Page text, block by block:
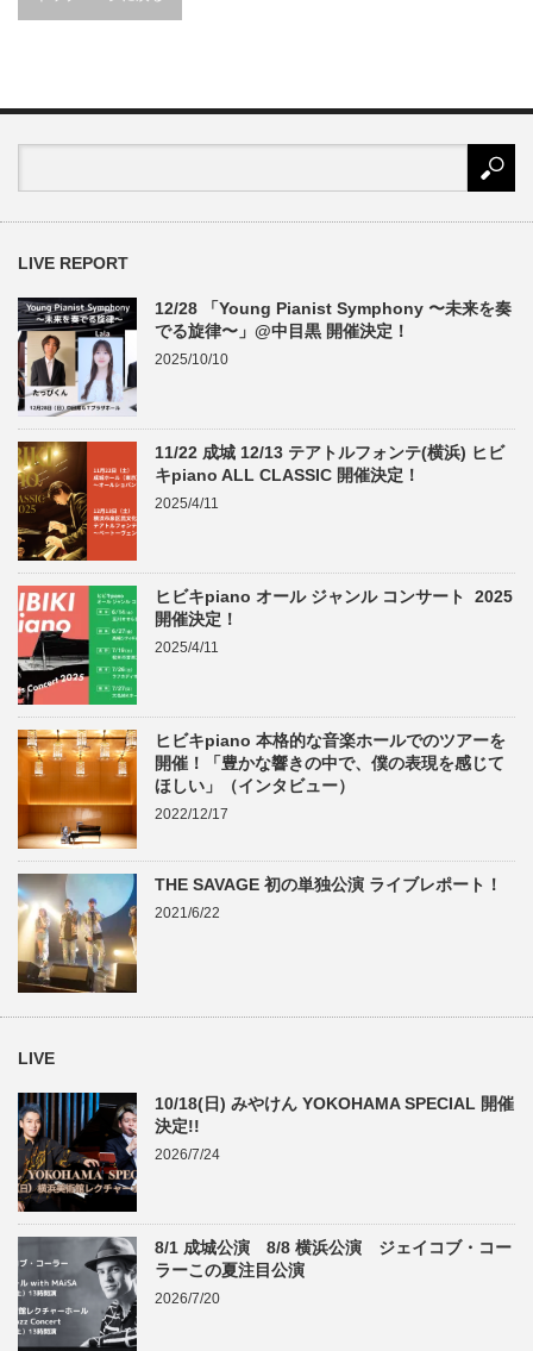
LIVE REPORT
12/28 「Young Pianist Symphony 〜未来を奏
でる旋律〜」@中目黒 開催決定！
2025/10/10
11/22 成城 12/13 テアトルフォンテ(横浜) ヒビ
キpiano ALL CLASSIC 開催決定！
2025/4/11
ヒビキpiano オール ジャンル コンサート 2025
開催決定！
2025/4/11
ヒビキpiano 本格的な音楽ホールでのツアーを
開催！「豊かな響きの中で、僕の表現を感じて
ほしい」（インタビュー）
2022/12/17
THE SAVAGE 初の単独公演 ライブレポート！
2021/6/22
LIVE
10/18(日) みやけん YOKOHAMA SPECIAL 開催
決定!!
2026/7/24
8/1 成城公演 8/8 横浜公演 ジェイコブ・コー
ラーこの夏注目公演
2026/7/20